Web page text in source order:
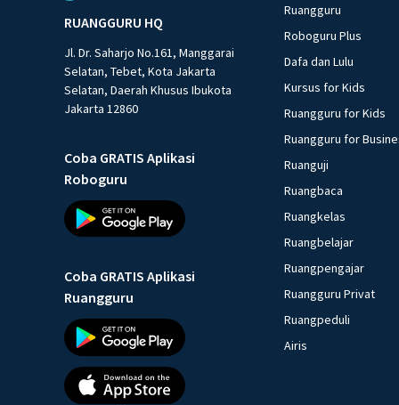
RUANGGURU HQ
Jl. Dr. Saharjo No.161, Manggarai
Selatan, Tebet, Kota Jakarta
Selatan, Daerah Khusus Ibukota
Jakarta 12860
Coba GRATIS Aplikasi
Roboguru
Coba GRATIS Aplikasi
Ruangguru
Ruangguru
Roboguru Plus
Dafa dan Lulu
Kursus for Kids
Ruangguru for Kids
Ruangguru for
Ruanguji
Ruangbaca
Ruangkelas
Ruangbelajar
Ruangpengajar
Ruangguru Privat
Ruangpeduli
Airis